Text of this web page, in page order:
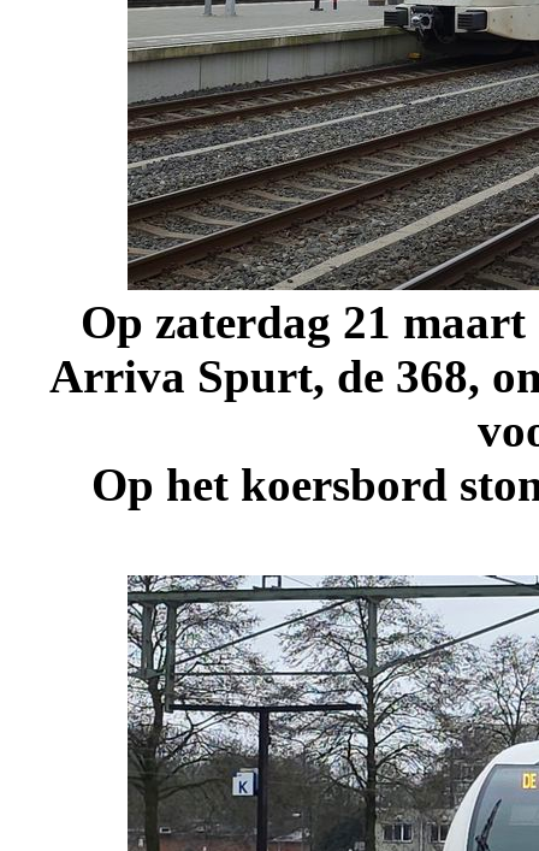
Op zaterdag 21
Arriva Spurt, de 368,
Op het koersbord